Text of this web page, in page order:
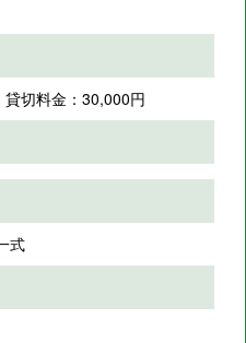
切料金：30,000円
式